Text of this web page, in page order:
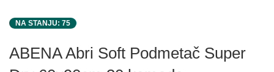
NA STANJU: 75
ABENA Abri Soft Podmetač Super